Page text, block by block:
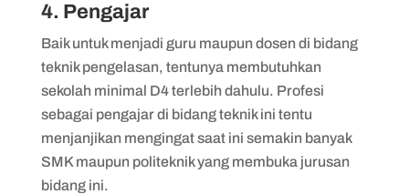
4. Pengajar
Baik untuk menjadi guru maupun dosen di bidang
teknik pengelasan, tentunya membutuhkan
sekolah minimal D4 terlebih dahulu. Profesi
sebagai pengajar di bidang teknik ini tentu
menjanjikan mengingat saat ini semakin banyak
SMK maupun politeknik yang membuka jurusan
bidang ini.